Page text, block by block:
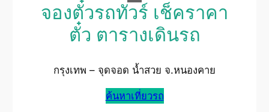
จองตั๋วรถทัวร์ เช็คราคา
ตั๋ว ตารางเดินรถ
กรุงเทพ – จุดจอด น้ำสวย จ.หนองคาย
ค้นหาเที่ยวรถ